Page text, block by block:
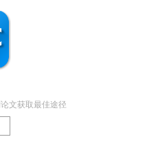
文获取最佳途径